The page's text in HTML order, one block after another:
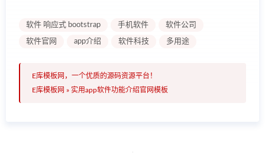
软件 响应式 bootstrap 手机软件 软件公司
软件官网 app介绍 软件科技 多用途
E库模板网，一个优质的源码资源平台！
E库模板网 » 实用app软件功能介绍官网模板